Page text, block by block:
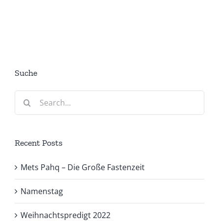
Suche
Search
Recent Posts
Mets Pahq – Die Große Fastenzeit
Namenstag
Weihnachtspredigt 2022